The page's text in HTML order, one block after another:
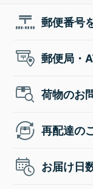
郵便番号
郵便局・
荷物のお
再配達の
お届け日